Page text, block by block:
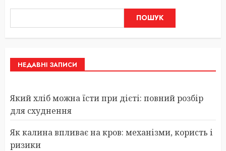
ПОШУК
НЕДАВНІ ЗАПИСИ
Який хліб можна їсти при дієті: повний розбір
для схуднення
Як калина впливає на кров: механізми, користь і
ризики